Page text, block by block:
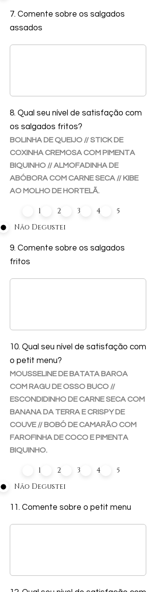
7. Comente sobre os salgados
assados
8. Qual seu nível de satisfação com
os salgados fritos?
BOLINHA DE QUEIJO // STICK DE
COXINHA CREMOSA COM PIMENTA
BIQUINHO // ALMOFADINHA DE
ABÓBORA COM CARNE SECA // KIBE
AO MOLHO DE HORTELÃ.
1 2 3 4
5
Não Degustei
9. Comente sobre os salgados
fritos
10. Qual seu nível de satisfação com
o petit menu?
MOUSSELINE DE BATATA BAROA
COM RAGU DE OSSO BUCO //
ESCONDIDINHO DE CARNE SECA COM
BANANA DA TERRA E CRISPY DE
COUVE // BOBÓ DE CAMARÃO COM
FAROFINHA DE COCO E PIMENTA
BIQUINHO.
1 2 3 4
5
Não Degustei
11. Comente sobre o petit menu